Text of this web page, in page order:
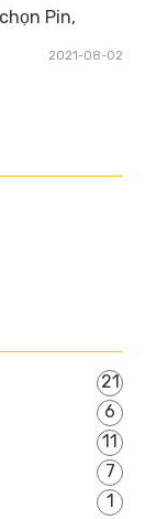
Pin,
2021-08-02
21
6
11
7
1